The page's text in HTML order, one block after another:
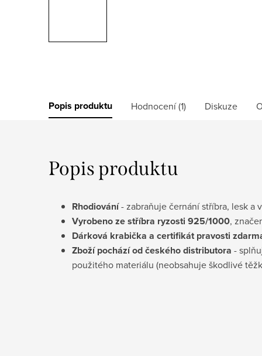
Popis produktu Hodnocení (1) Diskuze
Popis produktu
Rhodiování- zabraňuje černání stříbra, lesk a
Vyrobeno ze stříbra ryzosti 925/1000,
Dárková krabička a certifikát pravosti
Zboží pochází od českého distributora -
použitého materiálu (neobsahuje škodlivé